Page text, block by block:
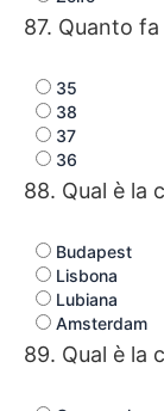
87. Quanto
35
38
37
36
88. Qual è la
Budapest
Lisbona
Lubiana
Amsterdam
89. Qual è la